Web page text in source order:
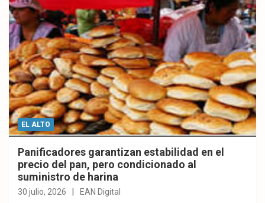
EL ALTO
Panificadores garantizan estabilidad en el
precio del pan, pero condicionado al
suministro de harina
30 julio, 2026 EAN Digital